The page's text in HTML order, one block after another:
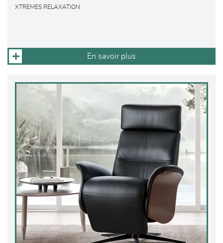
XTREMES RELAXATION
En savoir plus